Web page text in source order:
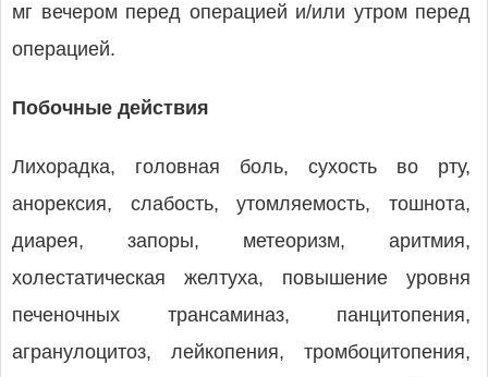
мг вечером перед операцией и/или утром перед
операцией.
Побочные действия
Лихорадка, головная боль, сухость во рту,
анорексия, слабость, утомляемость, тошнота,
диарея, запоры, метеоризм, аритмия,
холестатическая желтуха, повышение уровня
печеночных трансаминаз, панцитопения,
агранулоцитоз, лейкопения, тромбоцитопения,